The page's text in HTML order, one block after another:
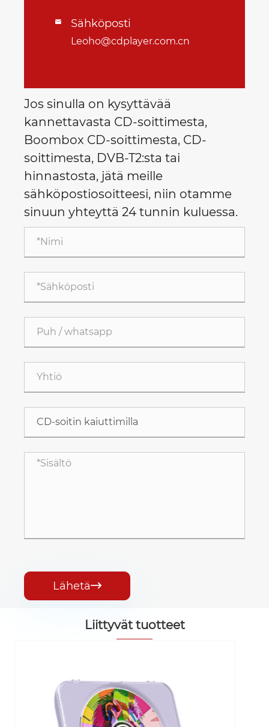
 Sähköposti
Leoho@cdplayer.com.cn
Jos sinulla on kysyttävää
kannettavasta CD-soittimesta,
Boombox CD-soittimesta, CD-
soittimesta, DVB-T2:sta tai
hinnastosta, jätä meille
sähköpostiosoitteesi, niin otamme
sinuun yhteyttä 24 tunnin kuluessa.
Lähetä
Liittyvät tuotteet
Katso lisää >>